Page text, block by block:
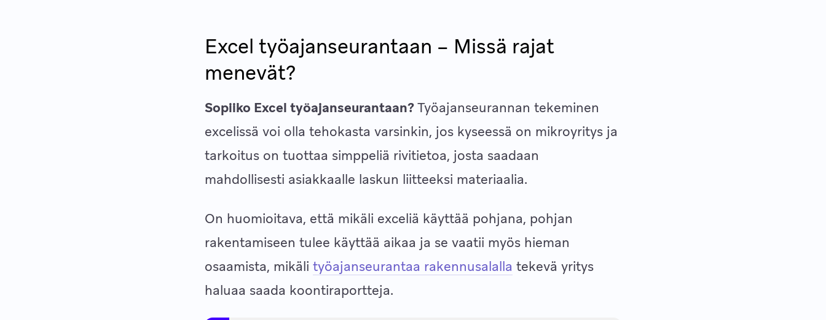
Excel työajanseurantaan – Missä rajat
menevät?
Sopiiko Excel työajanseurantaan?Työajanseurannan tekeminen
excelissä voi olla tehokasta varsinkin, jos kyseessä on mikroyritys ja
tarkoitus on tuottaa simppeliä rivitietoa, josta saadaan
mahdollisesti asiakkaalle laskun liitteeksi materiaalia.
On huomioitava, että mikäli exceliä käyttää pohjana, pohjan
rakentamiseen tulee käyttää aikaa ja se vaatii myös hieman
osaamista, mikälityöajanseurantaa rakennusalalla tekevä yritys
haluaa saada koontiraportteja.